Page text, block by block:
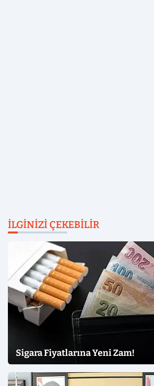
İLGINIZI ÇEKEBILIR
Sigara Fiyatlarına Yeni Zam!